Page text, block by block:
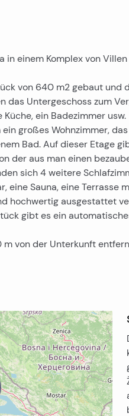
in einem Komplex von
von 640 m2 gebaut
das Untergeschoss zum
ein Badezimmer usw.
großes Wohnzimmer,
Bad. Auf dieser Etage
der aus man einen
sich 4 weitere
eine Sauna, eine Terrasse
hochwertig ausgestattet
gibt es ein
von der Unterkunft